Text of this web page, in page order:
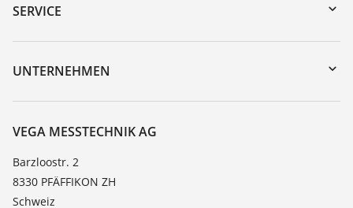
Gerätesuche (Seriennummer)
DTM Collection/PACTware
SERVICE
Geräterücksendung
Trainings
Beständigkeitsliste
TeamViewer
UNTERNEHMEN
Über VEGA
Kontakt
News
Presse
VEGA MESSTECHNIK AG
Barzloostr. 2
8330 PFÄFFIKON ZH
Schweiz